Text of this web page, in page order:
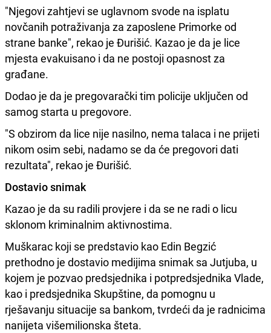
"Njegovi zahtjevi se uglavnom svode na isplatu
novčanih potraživanja za zaposlene Primorke od
strane banke", rekao je Đurišić. Kazao je da je lice
mjesta evakuisano i da ne postoji opasnost za
građane.
Dodao je da je pregovarački tim policije uključen od
samog starta u pregovore.
"S obzirom da lice nije nasilno, nema talaca i ne prijeti
nikom osim sebi, nadamo se da će pregovori dati
rezultata", rekao je Đurišić.
Dostavio snimak
Kazao je da su radili provjere i da se ne radi o licu
sklonom kriminalnim aktivnostima.
Muškarac koji se predstavio kao Edin Begzić
prethodno je dostavio medijima snimak sa Jutjuba, u
kojem je pozvao predsjednika i potpredsjednika Vlade,
kao i predsjednika Skupštine, da pomognu u
rješavanju situacije sa bankom, tvrdeći da je radnicima
nanijeta višemilionska šteta.